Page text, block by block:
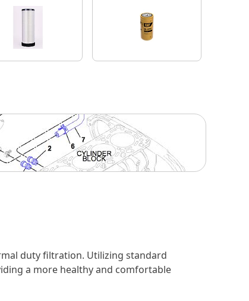
duty filtration. Utilizing standard
a more healthy and comfortable